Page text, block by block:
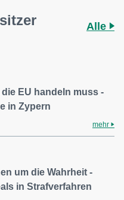
Alle
EU handeln muss -
in Zypern
mehr
um die Wahrheit -
in Strafverfahren